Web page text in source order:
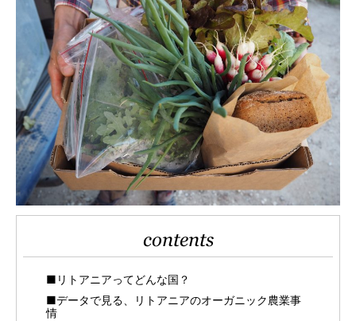
contents
■リトアニアってどんな国？
■データで見る、リトアニアのオーガニック農業事
情